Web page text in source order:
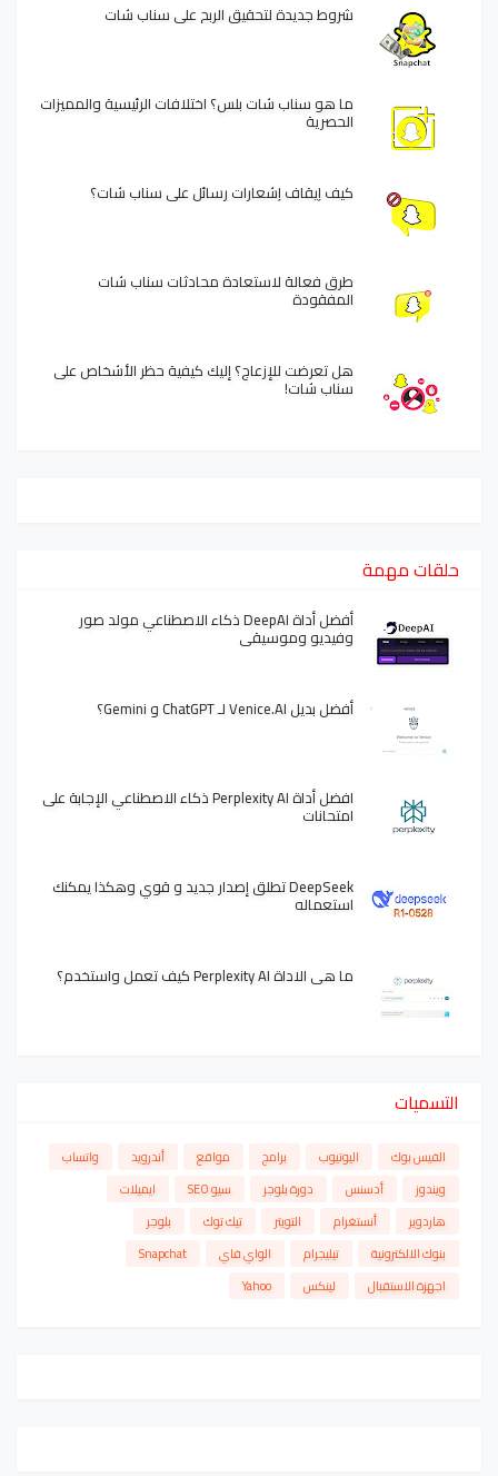
شروط جديدة لتحقيق الربح على سناب شات
ما هو سناب شات بلس؟ اختلافات الرئيسية والمميزات
الحصرية
كيف إيقاف إشعارات رسائل على سناب شات؟
طرق فعالة لاستعادة محادثات سناب شات
المفقودة
هل تعرضت للإزعاج؟ إليك كيفية حظر الأشخاص على
سناب شات!
حلقات مهمة
أفضل أداة DeepAI ذكاء الاصطناعي مولد صور
وفيديو وموسيقى
أفضل بديل Venice.AI لـ ChatGPT و Gemini؟
افضل أداة Perplexity AI ذكاء الاصطناعي الإجابة على
امتحانات
DeepSeek تطلق إصدار جديد و قوي وهكذا يمكنك
استعماله
ما هي الاداة Perplexity AI كيف تعمل واستخدم؟
التسميات
الفيس بوك اليوتيوب برامج مواقع أندرويد
واتساب
ويندوز
أدسنس دورة بلوجر سيو SEO
ايميلات
هاردوير
أنستغرام التويتر تيك توك
بلوجر
بنوك الالكترونية
تيليجرام الواي فاي
Snapchat
اجهزة الاستقبال
لينكس Yahoo